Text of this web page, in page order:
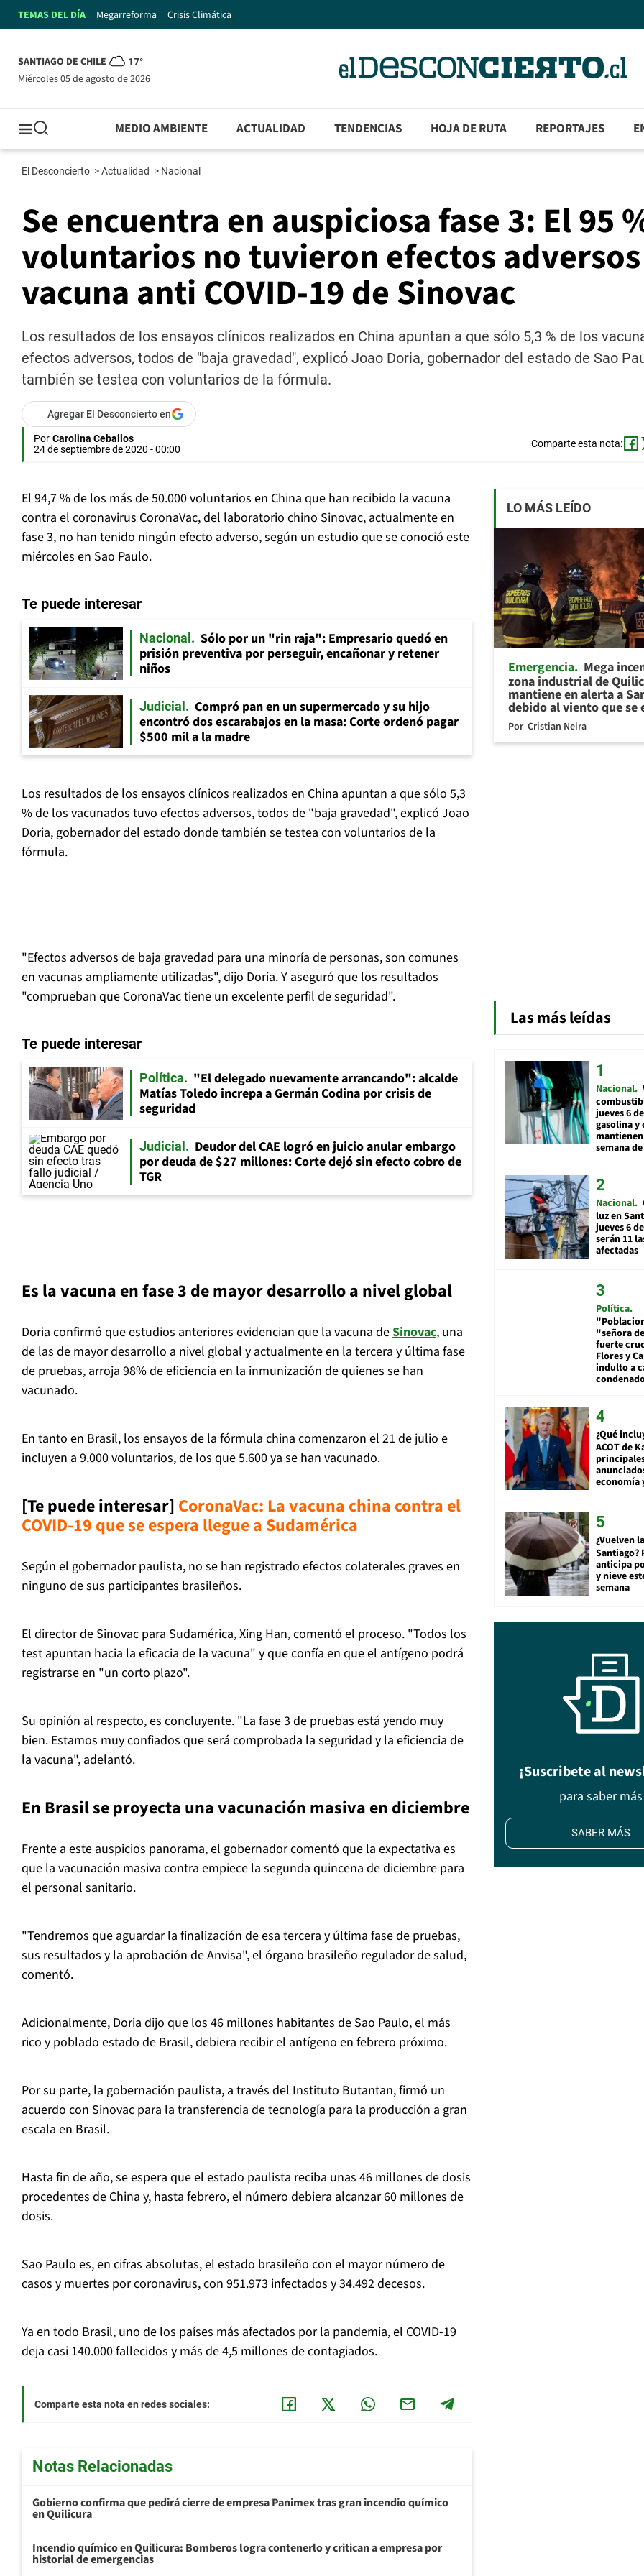
TEMAS DEL DÍA Megarreforma Crisis Climática
SANTIAGO DE CHILE 17°
miércoles 05 de agosto de 2026
MEDIO AMBIENTE ACTUALIDAD TENDENCIAS HOJA DE RUTA REPORTAJES
El Desconcierto >Actualidad > Nacional
Se encuentra en auspiciosa fase 3: El 95
voluntarios no tuvieron efectos
vacuna anti COVID-19 de Sinovac
Los resultados de los ensayos clínicos realizados en China apuntan a que sólo 5,3 % de los
efectos adversos, todos de "baja gravedad", explicó Joao Doria, gobernador del estado de Sao
también se testea con voluntarios de la fórmula.
Agregar El Desconcierto en
Por Carolina Ceballos
24 de septiembre de 2020 - 00:00
Comparte esta nota:
El 94,7 % de los más de 50.000 voluntarios en China que han recibido la vacuna
contra el coronavirus CoronaVac, del laboratorio chino Sinovac, actualmente en
fase 3, no han tenido ningún efecto adverso, según un estudio que se conoció este
miércoles en Sao Paulo.
Te puede interesar
Nacional
Sólo por un "rin raja": Empresario quedó en
prisión preventiva por perseguir, encañonar y retener
niños
Judicial
Compró pan en un supermercado y su hijo
encontró dos escarabajos en la masa: Corte ordenó pagar
$500 mil a la madre
Los resultados de los ensayos clínicos realizados en China apuntan a que sólo 5,3
% de los vacunados tuvo efectos adversos, todos de "baja gravedad", explicó Joao
Doria, gobernador del estado donde también se testea con voluntarios de la
fórmula.
"Efectos adversos de baja gravedad para una minoría de personas, son comunes
en vacunas ampliamente utilizadas", dijo Doria. Y aseguró que los resultados
"comprueban que CoronaVac tiene un excelente perfil de seguridad".
Te puede interesar
Política
"El delegado nuevamente arrancando": alcalde
Matías Toledo increpa a Germán Codina por crisis de
seguridad
Judicial
Deudor del CAE logró en juicio anular embargo
por deuda de $27 millones: Corte dejó sin efecto cobro de
TGR
Es la vacuna en fase 3 de mayor desarrollo a nivel global
Doria confirmó que estudios anteriores evidencian que la vacuna deSinovac, una
de las de mayor desarrollo a nivel global y actualmente en la tercera y última fase
de pruebas, arroja 98% de eficiencia en la inmunización de quienes se han
vacunado.
En tanto en Brasil, los ensayos de la fórmula china comenzaron el 21 de julio e
incluyen a 9.000 voluntarios, de los que 5.600 ya se han vacunado.
[Te puede interesar] CoronaVac: La vacuna china contra el
COVID-19 que se espera llegue a Sudamérica
Según el gobernador paulista, no se han registrado efectos colaterales graves en
ninguno de sus participantes brasileños.
El director de Sinovac para Sudamérica, Xing Han, comentó el proceso. "Todos los
test apuntan hacia la eficacia de la vacuna" y que confía en que el antígeno podrá
registrarse en "un corto plazo".
Su opinión al respecto, es concluyente. "La fase 3 de pruebas está yendo muy
bien. Estamos muy confiados que será comprobada la seguridad y la eficiencia de
la vacuna", adelantó.
En Brasil se proyecta una vacunación masiva en diciembre
Frente a este auspicios panorama, el gobernador comentó que la expectativa es
que la vacunación masiva contra empiece la segunda quincena de diciembre para
el personal sanitario.
"Tendremos que aguardar la finalización de esa tercera y última fase de pruebas,
sus resultados y la aprobación de Anvisa", el órgano brasileño regulador de salud,
comentó.
Adicionalmente, Doria dijo que los 46 millones habitantes de Sao Paulo, el más
rico y poblado estado de Brasil, debiera recibir el antígeno en febrero próximo.
Por su parte, la gobernación paulista, a través del Instituto Butantan, firmó un
acuerdo con Sinovac para la transferencia de tecnología para la producción a gran
escala en Brasil.
Hasta fin de año, se espera que el estado paulista reciba unas 46 millones de dosis
procedentes de China y, hasta febrero, el número debiera alcanzar 60 millones de
dosis.
Sao Paulo es, en cifras absolutas, el estado brasileño con el mayor número de
casos y muertes por coronavirus, con 951.973 infectados y 34.492 decesos.
Ya en todo Brasil, uno de los países más afectados por la pandemia, el COVID-19
deja casi 140.000 fallecidos y más de 4,5 millones de contagiados.
Comparte esta nota en redes sociales:
Notas Relacionadas
Gobierno confirma que pedirá cierre de empresa Panimex tras gran incendio químico
en Quilicura
Incendio químico en Quilicura: Bomberos logra contenerlo y critican a empresa por
historial de emergencias
LO MÁS LEÍDO
Emergencia Mega
zona industrial de
mantiene en alerta a
debido al viento que se
Por Cristian Neira
Las más leídas
Nacional
jueves 6
gasolina y
semana
Nacional
luz en
jueves 6
serán 11
afectadas
Política
"señora
fuerte
Flores y
indulto a
¿Qué
ACOT de
economía
¿Vuelven
Santiago?
anticipa
y nieve
semana
¡Suscribete al
para saber más
SABER MÁS